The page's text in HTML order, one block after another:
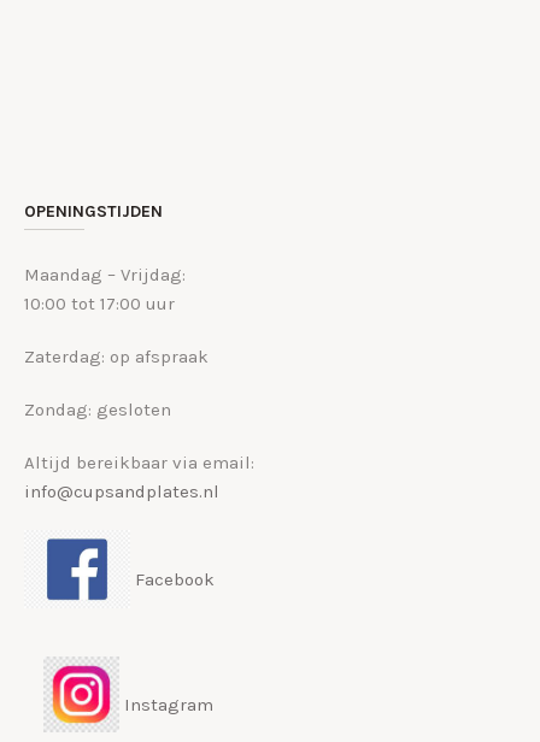
OPENINGSTIJDEN
Maandag – Vrijdag:
10:00 tot 17:00 uur
Zaterdag: op afspraak
Zondag: gesloten
Altijd bereikbaar via email:
info@cupsandplates.nl
Facebook
Instagram